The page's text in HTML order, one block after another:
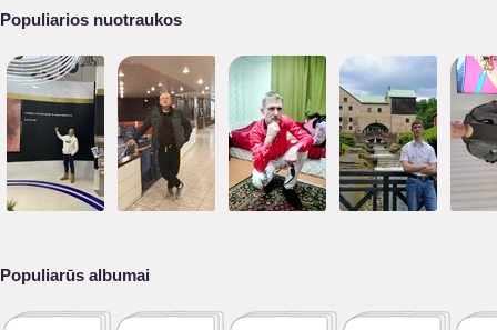
Populiarios nuotraukos
Populiarūs albumai